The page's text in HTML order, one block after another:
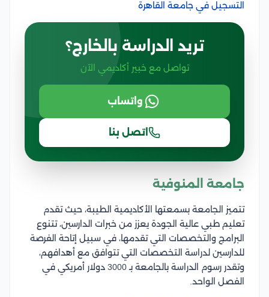
التسجيل في جامعة القاهرة
تريد الدراسة بالخارج؟
تواصل مع خبير أكاديمي الآن
واتساب
اتصل بنا
جامعة المنوفية
تتميز الجامعة بسمعتها الأكاديمية الطيبة، حيث تقدم
تعليم طبي عالية الجودة يعزز من خبرات الدارسين، تتنوع
البرامج والتخصصات التي تقدمها، في سبيل إتاحة الفرصة
للدارسين لدراسة التخصصات التي تتوافق مع أهدافهم،
وتقدر رسوم الدراسة بالجامعة بـ 3000 دولار أمريكي في
الفصل الواحد.